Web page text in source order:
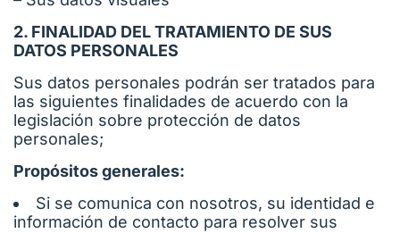
2. FINALIDAD DEL TRATAMIENTO DE SUS
DATOS PERSONALES
Sus datos personales podrán ser tratados para
las siguientes finalidades de acuerdo con la
legislación sobre protección de datos
personales;
Propósitos generales:
Si se comunica con nosotros, su identidad e
información de contacto para resolver sus